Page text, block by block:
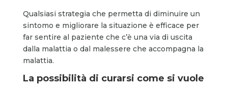
Qualsiasi strategia che permetta di diminuire un
sintomo e migliorare la situazione è efficace per
far sentire al paziente che c’è una via di uscita
dalla malattia o dal malessere che accompagna la
malattia.
La possibilità di curarsi come si vuole